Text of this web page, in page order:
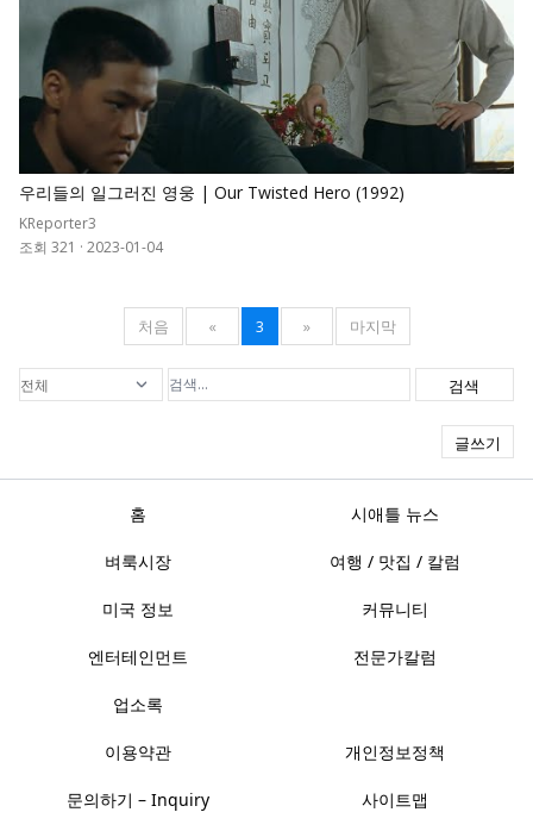
우리들의 일그러진 영웅 | Our Twisted Hero (1992)
KReporter3
조회 321 · 2023-01-04
처음 « 3 » 마지막
검색
글쓰기
홈 시애틀 뉴스
벼룩시장 여행 / 맛집 / 칼럼
미국 정보 커뮤니티
엔터테인먼트 전문가칼럼
업소록
이용약관 개인정보정책
문의하기 – Inquiry 사이트맵